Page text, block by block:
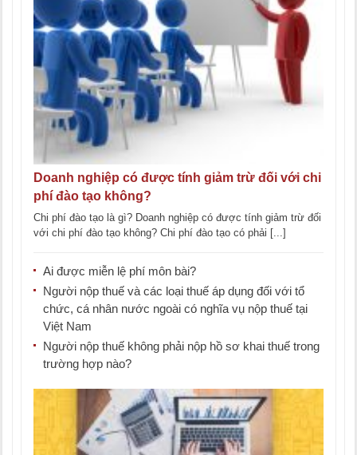
Doanh nghiệp có được tính giảm trừ đối với chi
phí đào tạo không?
Chi phí đào tạo là gì? Doanh nghiệp có được tính giảm trừ đối
với chi phí đào tạo không? Chi phí đào tạo có phải [...]
Ai được miễn lệ phí môn bài?
Người nộp thuế và các loại thuế áp dụng đối với tổ
chức, cá nhân nước ngoài có nghĩa vụ nộp thuế tại
Việt Nam
Người nộp thuế không phải nộp hồ sơ khai thuế trong
trường hợp nào?